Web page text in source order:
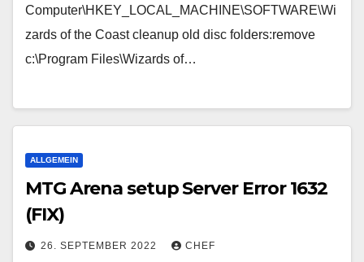
Computer\HKEY_LOCAL_MACHINE\SOFTWARE\Wi
zards of the Coast cleanup old disc folders:remove
c:\Program Files\Wizards of…
ALLGEMEIN
MTG Arena setup Server Error 1632
(FIX)
26. SEPTEMBER 2022 CHEF